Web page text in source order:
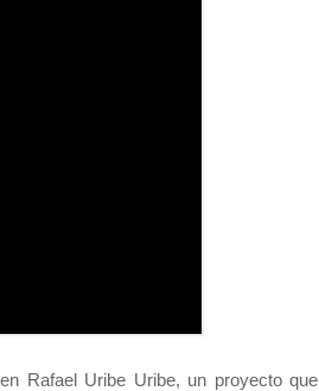
Rafael Uribe Uribe, un proyecto que